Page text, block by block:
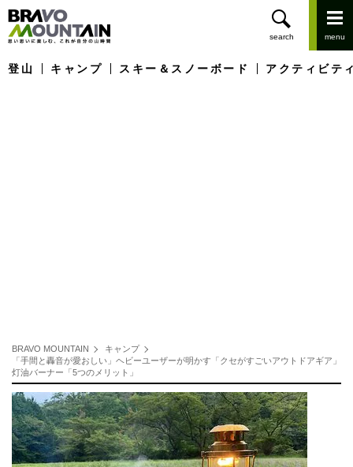
登山 キャンプ スキー＆スノーボード アクティビテ
BRAVO MOUNTAIN
キャンプ
「手間と轟音が愛おしい」ヘビーユーザーが明かす「クセがすごいアウトドアギア」
灯油バーナー「5つのメリット」